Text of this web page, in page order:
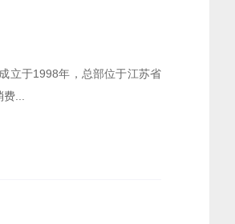
立于1998年，总部位于江苏省
费...